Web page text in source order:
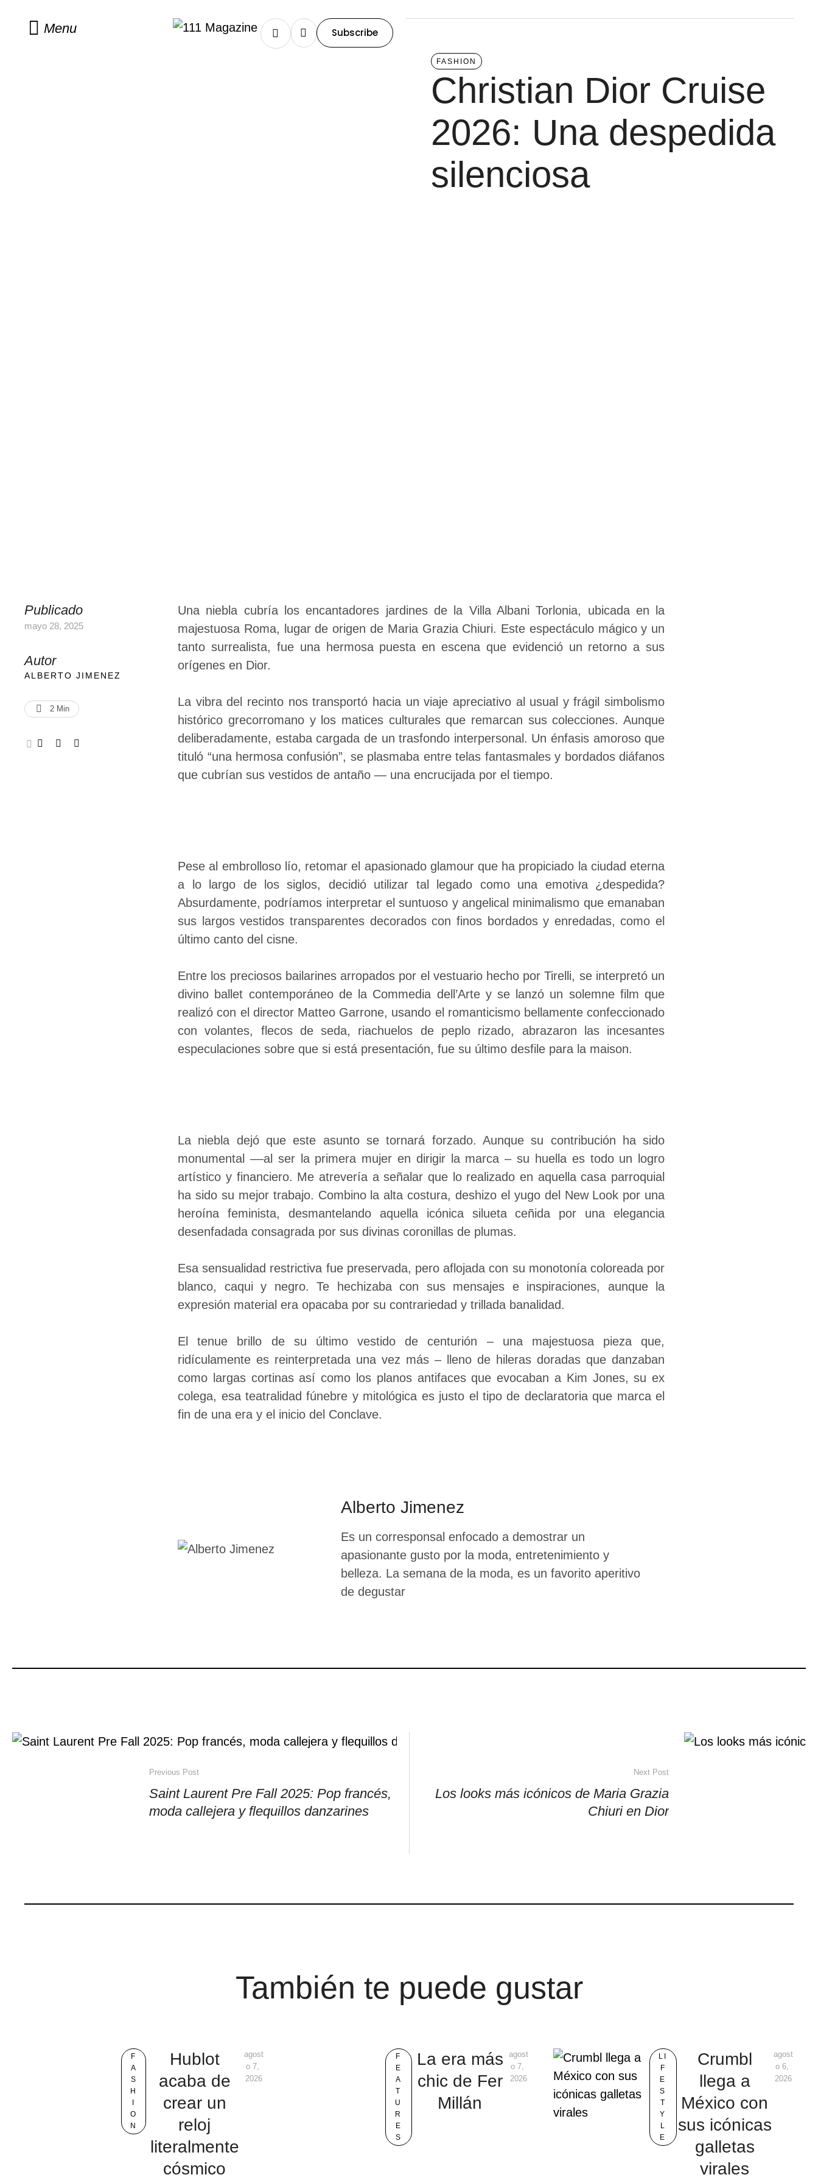
Menu Subscribe
FASHION
Christian Dior Cruise
2026: Una despedida
silenciosa
Publicado
mayo 28, 2025
Autor
ALBERTO JIMENEZ
2 Min
Una niebla cubría los encantadores jardines de la Villa Albani Torlonia, ubicada en la
majestuosa Roma, lugar de origen de Maria Grazia Chiuri. Este espectáculo mágico y un
tanto surrealista, fue una hermosa puesta en escena que evidenció un retorno a sus
orígenes en Dior.
La vibra del recinto nos transportó hacia un viaje apreciativo al usual y frágil simbolismo
histórico grecorromano y los matices culturales que remarcan sus colecciones. Aunque
deliberadamente, estaba cargada de un trasfondo interpersonal. Un énfasis amoroso que
tituló “una hermosa confusión”, se plasmaba entre telas fantasmales y bordados diáfanos
que cubrían sus vestidos de antaño — una encrucijada por el tiempo.
Pese al embrolloso lío, retomar el apasionado glamour que ha propiciado la ciudad eterna
a lo largo de los siglos, decidió utilizar tal legado como una emotiva ¿despedida?
Absurdamente, podríamos interpretar el suntuoso y angelical minimalismo que emanaban
sus largos vestidos transparentes decorados con finos bordados y enredadas, como el
último canto del cisne.
Entre los preciosos bailarines arropados por el vestuario hecho por Tirelli, se interpretó un
divino ballet contemporáneo de la Commedia dell’Arte y se lanzó un solemne film que
realizó con el director Matteo Garrone, usando el romanticismo bellamente confeccionado
con volantes, flecos de seda, riachuelos de peplo rizado, abrazaron las incesantes
especulaciones sobre que si está presentación, fue su último desfile para la maison.
La niebla dejó que este asunto se tornará forzado. Aunque su contribución ha sido
monumental ––al ser la primera mujer en dirigir la marca – su huella es todo un logro
artístico y financiero. Me atrevería a señalar que lo realizado en aquella casa parroquial
ha sido su mejor trabajo. Combino la alta costura, deshizo el yugo del New Look por una
heroína feminista, desmantelando aquella icónica silueta ceñida por una elegancia
desenfadada consagrada por sus divinas coronillas de plumas.
Esa sensualidad restrictiva fue preservada, pero aflojada con su monotonía coloreada por
blanco, caqui y negro. Te hechizaba con sus mensajes e inspiraciones, aunque la
expresión material era opacaba por su contrariedad y trillada banalidad.
El tenue brillo de su último vestido de centurión – una majestuosa pieza que,
ridículamente es reinterpretada una vez más – lleno de hileras doradas que danzaban
como largas cortinas así como los planos antifaces que evocaban a Kim Jones, su ex
colega, esa teatralidad fúnebre y mitológica es justo el tipo de declaratoria que marca el
fin de una era y el inicio del Conclave.
Alberto Jimenez
Es un corresponsal enfocado a demostrar un
apasionante gusto por la moda, entretenimiento y
belleza. La semana de la moda, es un favorito aperitivo
de degustar
Previous Post
Saint Laurent Pre Fall 2025: Pop francés,
moda callejera y flequillos danzarines
Next Post
Los looks más icónicos de Maria Grazia
Chiuri en Dior
También te puede gustar
F
A
S
H
O
N
Hublot
acaba de
crear un
reloj
literalmente
cósmico
agost
o 7,
2026
F
E
A
T
U
R
E
S
La era más
chic de Fer
Millán
agost
o 7,
2026
LI
F
E
S
T
Y
L
E
Crumbl
llega a
México con
sus icónicas
galletas
virales
agost
o 6,
2026